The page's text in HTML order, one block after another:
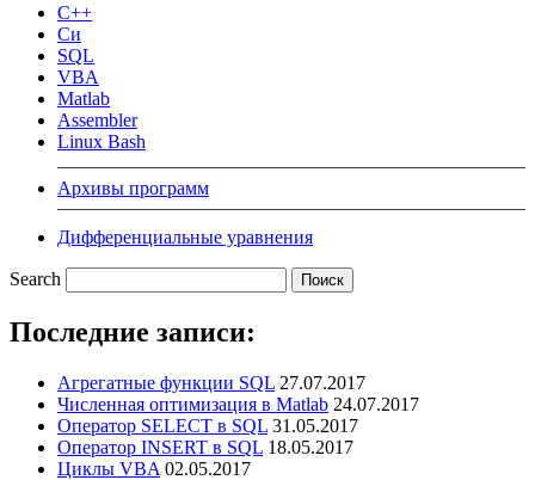
C++
Си
SQL
VBA
Matlab
Assembler
Linux Bash
Архивы программ
Дифференциальные уравнения
Search
Последние записи:
Агрегатные функции SQL 27.07.2017
Численная оптимизация в Matlab 24.07.2017
Оператор SELECT в SQL 31.05.2017
Оператор INSERT в SQL 18.05.2017
Циклы VBA 02.05.2017